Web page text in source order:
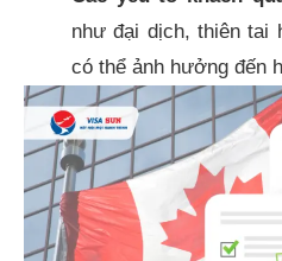
như đại dịch, thiên tai
có thể ảnh hưởng đến